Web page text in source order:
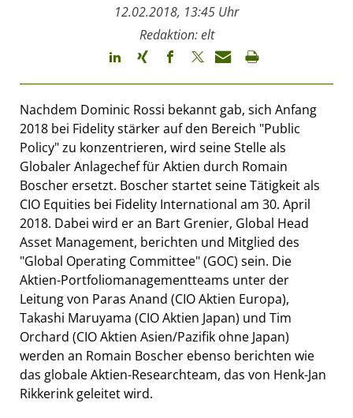
12.02.2018, 13:45 Uhr
Redaktion: elt
Nachdem Dominic Rossi bekannt gab, sich Anfang
2018 bei Fidelity stärker auf den Bereich "Public
Policy" zu konzentrieren, wird seine Stelle als
Globaler Anlagechef für Aktien durch Romain
Boscher ersetzt. Boscher startet seine Tätigkeit als
CIO Equities bei Fidelity International am 30. April
2018. Dabei wird er an Bart Grenier, Global Head
Asset Management, berichten und Mitglied des
"Global Operating Committee" (GOC) sein. Die
Aktien-Portfoliomanagementteams unter der
Leitung von Paras Anand (CIO Aktien Europa),
Takashi Maruyama (CIO Aktien Japan) und Tim
Orchard (CIO Aktien Asien/Pazifik ohne Japan)
werden an Romain Boscher ebenso berichten wie
das globale Aktien-Researchteam, das von Henk-Jan
Rikkerink geleitet wird.